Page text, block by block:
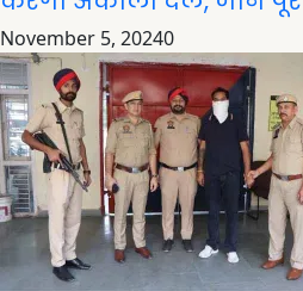
November 5, 20240